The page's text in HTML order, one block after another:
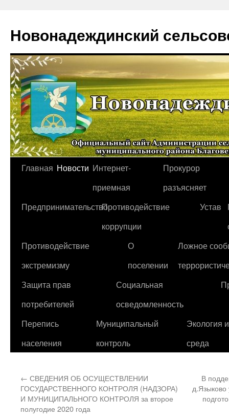
Новонадеждинский
Перейти
содержимому
Главная Новости Интернет-
приемная
Прокурор
разъясняет
ПредпринимательствоПротиводействие
коррупции
Устав
Противодействие
экстремизму
О
поселении
Ложное
Защита прав
потребителей
Социальная
осведомленность
Перепись
населения
Муниципальный
контроль
Экология
среда
← СВЕДЕНИЯ ОБ ОСУЩЕСТВЛЕНИИ
ГОСУДАРСТВЕННОГО КОНТРОЛЯ (НАДЗОРА)
И МУНИЦИПАЛЬНОГО КОНТРОЛЯ за второе
полугодие 2020 года
В
д.Языково